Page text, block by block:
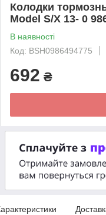
Колодки
Model S/X 13- 0
В наявності
Код: BSH0986494775
692 ₴